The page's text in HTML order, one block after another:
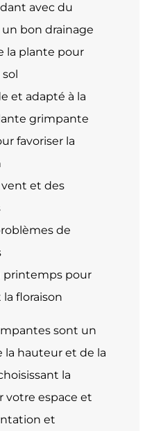
avec du
bon drainage
la plante pour
et adapté à la
grimpante
favoriser la
et des
de
printemps pour
la floraison
sont un
la hauteur et de la
la
votre espace et
et